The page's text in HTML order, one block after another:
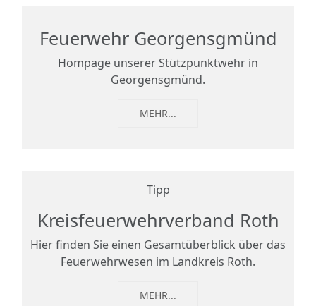
Feuerwehr Georgensgmünd
Hompage unserer Stützpunktwehr in
Georgensgmünd.
MEHR...
Tipp
Kreisfeuerwehrverband Roth
Hier finden Sie einen Gesamtüberblick über das
Feuerwehrwesen im Landkreis Roth.
MEHR...